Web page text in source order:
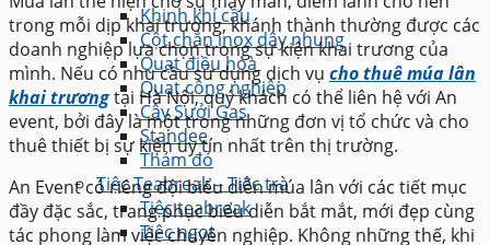
Khinh khí cầu
Cột chắn inox dây nhung
Quạt điều hoà
Quạt công nghiệp
Cây Sưởi Gas
Standee
Thảm đỏ
Tiệc Teabreak – Tiệc trà
Tiệc teabreak
Tiệc ngọt
trong mỗi dịp khai trương, khánh thành thường được các
doanh nghiệp lựa chọn trong sự kiện khai trương của
mình. Nếu có nhu cầu sử dụng dịch vụ cho thuê múa lân
khai trươngtại Hà Nội, quý khách có thể liên hệ với An
event, bởi đây là một trong những đơn vị tổ chức và cho
thuê thiết bị sự kiện uy tín nhất trên thị trường.
An Event có riêng đội biểu diễn múa lân với các tiết mục
đầy đặc sắc, trang phục biểu diễn bắt mắt, mới đẹp cùng
tác phong làm việc chuyên nghiệp. Không những thế, khi